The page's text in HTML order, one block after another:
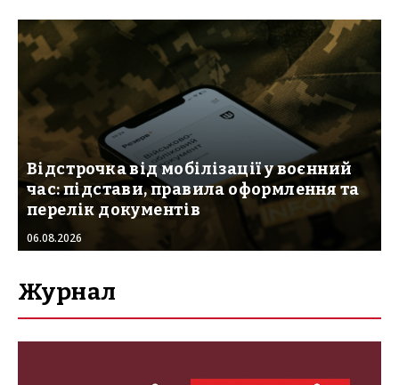
Відстрочка від мобілізації у воєнний
час: підстави, правила оформлення та
перелік документів
06.08.2026
Журнал